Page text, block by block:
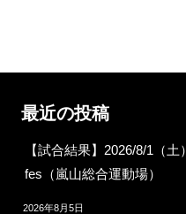
最近の投稿
【試合結果】2026/8/1（
fes（嵐山総合運動場）
2026年8月5日